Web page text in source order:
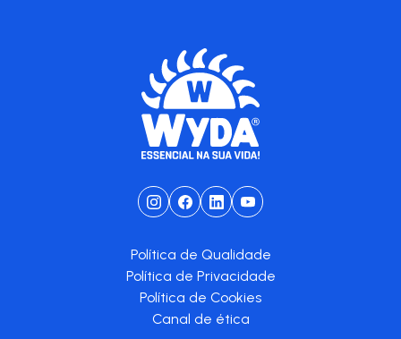
Política de Qualidade
Política de Privacidade
Política de Cookies
Canal de ética